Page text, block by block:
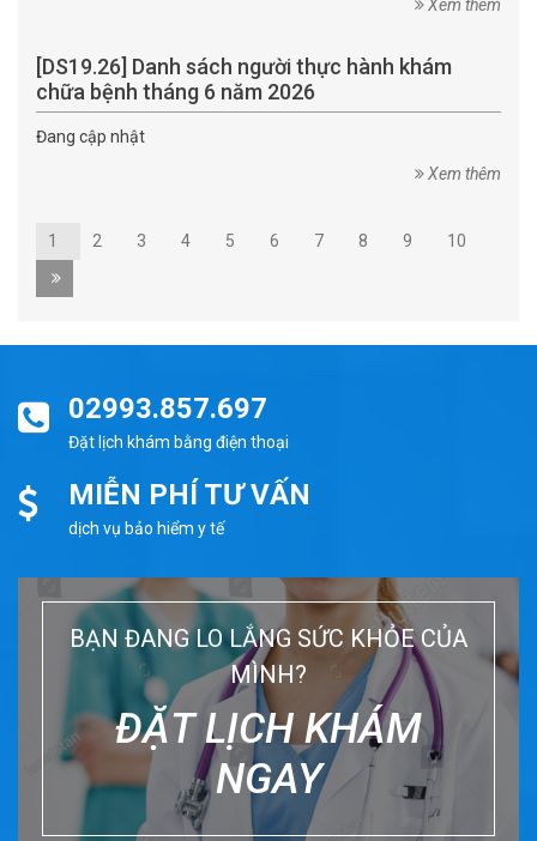
Xem thêm
[DS19.26] Danh sách người thực hành khám
chữa bệnh tháng 6 năm 2026
Đang cập nhật
Xem thêm
1 2 3 4 5 6 7 8 9 10
02993.857.697
Đặt lịch khám bằng điện thoại
MIỄN PHÍ TƯ VẤN
dịch vụ bảo hiểm y tế
BẠN ĐANG LO LẮNG SỨC KHỎE CỦA
MÌNH?
ĐẶT LỊCH KHÁM
NGAY